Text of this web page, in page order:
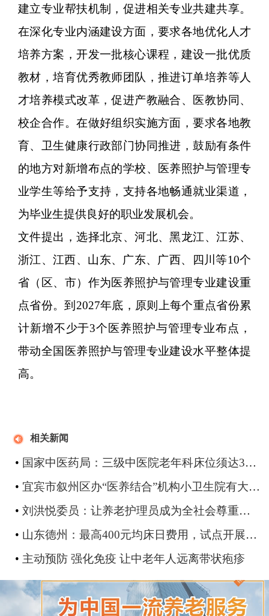
建立专业帮扶机制，促进相关专业共建共享。
在深化专业内涵建设方面，要求各地优化人才
培养方案，开发一批核心课程，建设一批优质
教材，培育优秀教师团队，推进订单培养等人
才培养模式改革，促进产教融合、医教协同、
校企合作。在做好组织实施方面，要求各地教
育、卫生健康行政部门协同推进，鼓励有条件
的地方对新增布点的学校、医养照护与管理专
业学生等给予支持，支持各地畅通就业渠道，
为毕业生提供良好的职业发展机会。
文件提出，选择北京、河北、黑龙江、江苏、
浙江、江西、山东、广东、广西、四川等10个
省（区、市）作为医养照护与管理专业建设重
点省份。到2027年底，原则上每个重点省份累
计新增不少于3个医养照护与管理专业布点，
带动全国医养照护与管理专业建设水平整体提
高。
相关新闻
• 国家中医药局：三级中医院老年科床位须达30张
• 宜宾市叙州区办“医养结合”机构小卫生院有大作为
• 刘洪悦委员：让养老护理员成为全社会尊重的职业
• 山东德州：最高400元均床日费用，试点开展安宁疗护医保结算
• 主动预防 强化免疫 让中老年人远离带状疱疹